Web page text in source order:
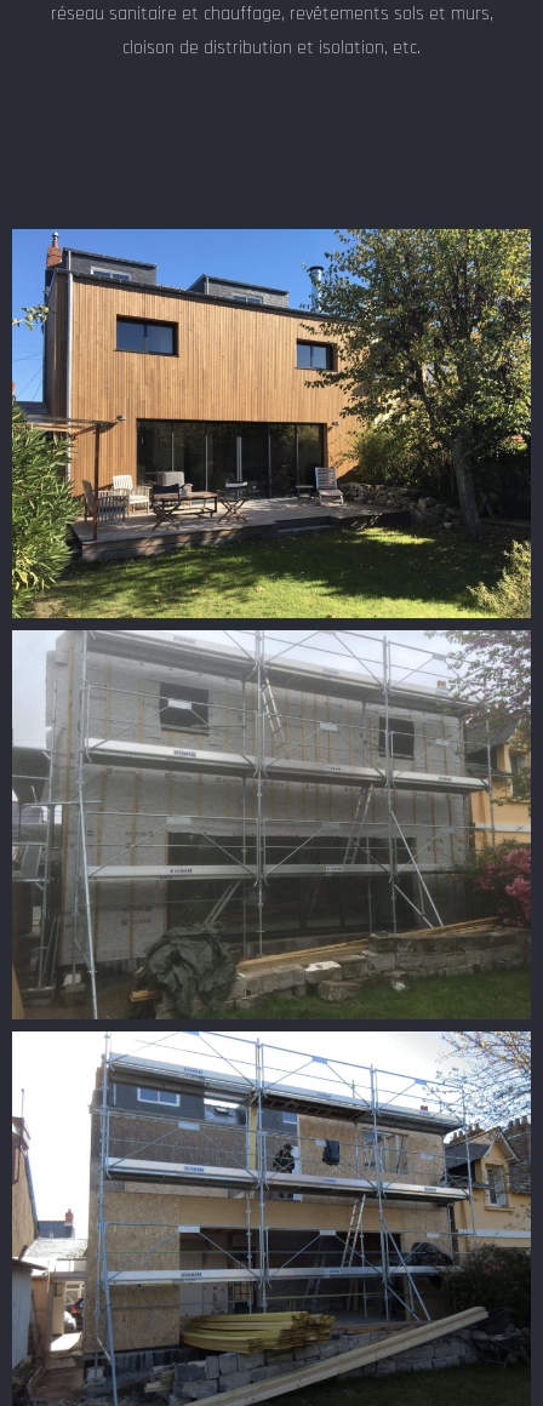
réseau sanitaire et chauffage, revêtements sols et murs,
cloison de distribution et isolation, etc.